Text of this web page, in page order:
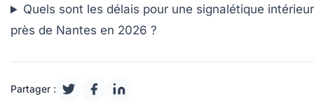
Quels sont les délais pour une signalétique
près de Nantes en 2026 ?
Partager :